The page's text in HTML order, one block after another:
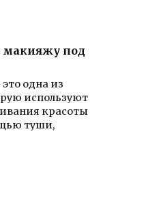
макияжу под
одна из
используют
красоты
туши,